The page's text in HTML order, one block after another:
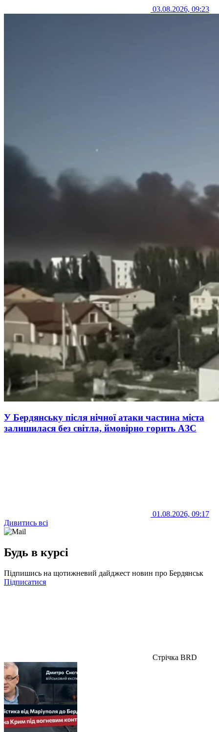
03.08.2026, 09:23
У Бердянську після нічної атаки частина міста
залишилася без світла, ймовірно горить АЗС
01.08.2026, 09:17
Дивитись всі
Будь в курсі
Підпишись на щотижневий дайджест новин про Бердянськ
Підписатися
Стрічка BRD